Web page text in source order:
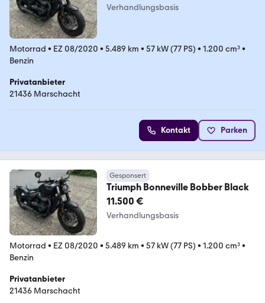
Verhandlungsbasis
Motorrad • EZ 08/2020 • 5.489 km • 57 kW (77 PS) • 1.200 cm³•
Benzin
Privatanbieter
21436 Marschacht
Kontakt Parken
Gesponsert
Triumph Bonneville Bobber Black
11.500 €
Verhandlungsbasis
Motorrad • EZ 08/2020 • 5.489 km • 57 kW (77 PS) • 1.200 cm³•
Benzin
Privatanbieter
21436 Marschacht